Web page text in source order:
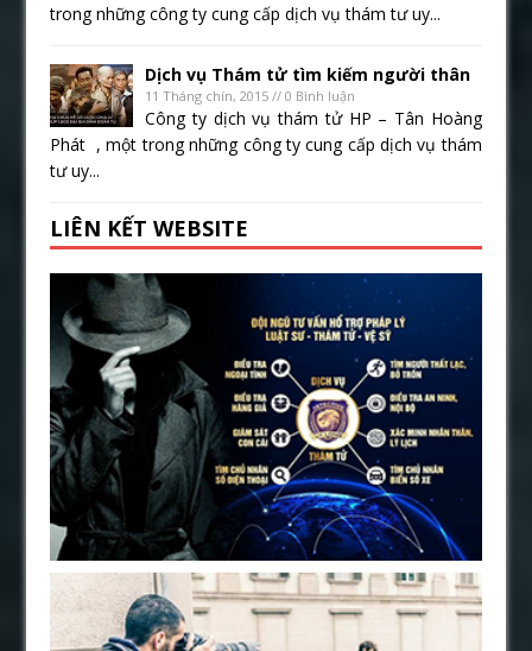
trong những công ty cung cấp dịch vụ thám tư uy...
Dịch vụ Thám tử tìm kiếm người thân
11 Tháng chín, 2015 // 0 Bình luận
Công ty dịch vụ thám tử HP – Tân Hoàng
Phát , một trong những công ty cung cấp dịch vụ thám
tư uy...
LIÊN KẾT WEBSITE